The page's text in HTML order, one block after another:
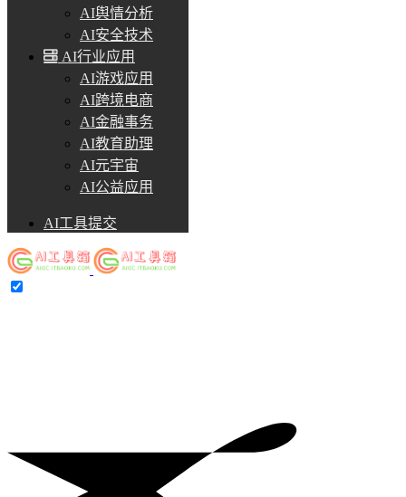
AI舆情分析
AI安全技术
AI行业应用
AI游戏应用
AI跨境电商
AI金融事务
AI教育助理
AI元宇宙
AI公益应用
AI工具提交